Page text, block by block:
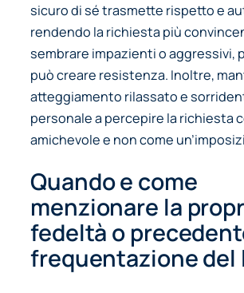
sicuro di sé trasmette rispetto e
rendendo la richiesta più
sembrare impazienti o aggressivi,
può creare resistenza. Inoltre,
atteggiamento rilassato e
personale a percepire la richiesta
amichevole e non come
Quando e come
menzionare la
fedeltà o
frequentazione del